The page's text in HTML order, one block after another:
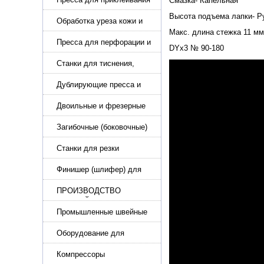
подошвы и прибивки
каблука
Обработка уреза кожи и
покрасочные камеры
Пресса для перфорации и
тиснения
Станки для тиснения,
нанесения логотипа и
нумераторы
Дублирующие пресса и
утюги для разглаживания
кожи
Двоильные и фрезерные
машины для слоения и
фрезерования кожи
Загибочные (боковочные)
машины для стельки,
кошельков, сумок
Станки для резки
кожи.Станки для резки
стропы
Финишер (шлифер) для
обуви
ПРОИЗВОДСТВО
РЕМНЕЙ, СУМОК,
КОЖГАЛАНТЕРЕИ
Промышленные швейные
машины для кожи, обуви
Оборудование для
производства и резки
эластичной ленты и стропы
Компрессоры
Высота подъема лапки-
Макс. длина стежка 11 мм
DYx3 № 90-180